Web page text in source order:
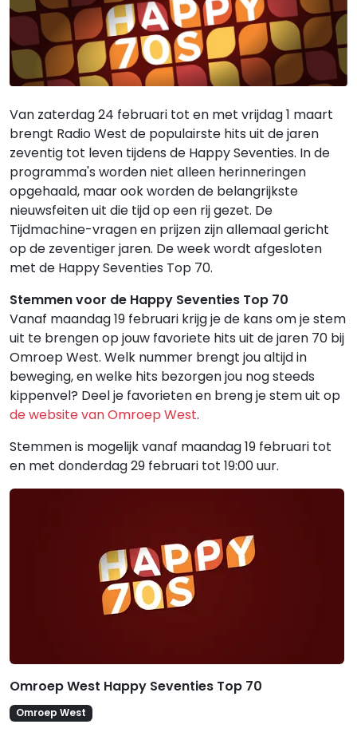
Van zaterdag 24 februari tot en met vrijdag 1 maart
brengt Radio West de populairste hits uit de jaren
zeventig tot leven tijdens de Happy Seventies. In de
programma's worden niet alleen herinneringen
opgehaald, maar ook worden de belangrijkste
nieuwsfeiten uit die tijd op een rij gezet. De
Tijdmachine-vragen en prijzen zijn allemaal gericht
op de zeventiger jaren. De week wordt afgesloten
met de Happy Seventies Top 70.
Stemmen voor de Happy Seventies Top 70
Vanaf maandag 19 februari krijg je de kans om je stem
uit te brengen op jouw favoriete hits uit de jaren 70 bij
Omroep West. Welk nummer brengt jou altijd in
beweging, en welke hits bezorgen jou nog steeds
kippenvel? Deel je favorieten en breng je stem uit op
de website van Omroep West.
Stemmen is mogelijk vanaf maandag 19 februari tot
en met donderdag 29 februari tot 19:00 uur.
Gerelateerde hitlijsten
Omroep West Happy Seventies Top 70
Omroep West